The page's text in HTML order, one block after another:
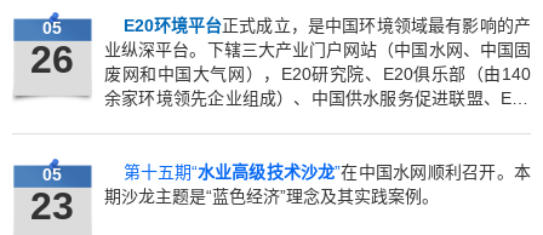
05
26
E20环境平台正式成立，是中国环境领域最有影响的产
业纵深平台。下辖三大产业门户网站（中国水网、中国固
废网和中国大气网），E20研究院、E20俱乐部（由140
余家环境领先企业组成）、中国供水服务促进联盟、E20
05
23
第十五期“水业高级技术沙龙”在中国水网顺利召开。本
期沙龙主题是“蓝色经济”理念及其实践案例。